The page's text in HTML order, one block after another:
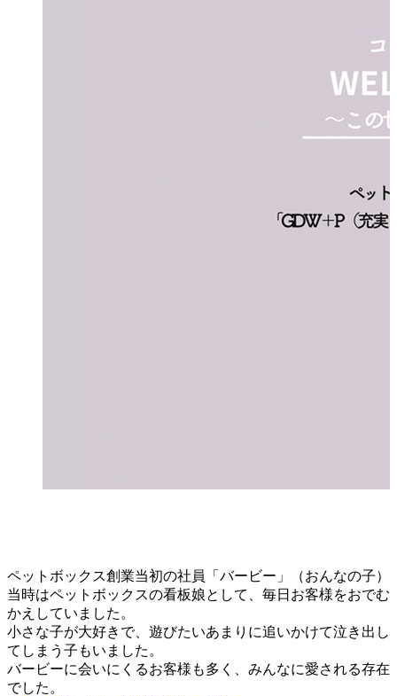
ペットボックス創業当初の社員「バービー」（おんなの子）
当時はペットボックスの看板娘として、毎日お客様をおでむ
かえしていました。
小さな子が大好きで、遊びたいあまりに追いかけて泣き出し
てしまう子もいました。
バービーに会いにくるお客様も多く、みんなに愛される存在
でした。